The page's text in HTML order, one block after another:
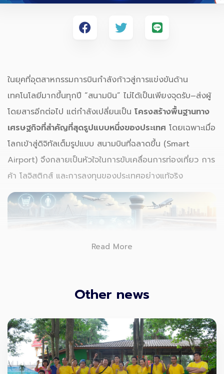
Read More
ในยุคที่อุตสาหกรรมการบินกำลังก้าวสู่การแข่งขันด้าน
เทคโนโลยีมากขึ้นทุกปี “สนามบิน” ไม่ได้เป็นเพียงจุดรับ–ส่งผู้
โดยสารอีกต่อไป แต่กำลังเปลี่ยนเป็น โครงสร้างพื้นฐานทาง
เศรษฐกิจที่สำคัญที่สุดรูปแบบหนึ่งของประเทศ โดยเฉพาะเมื่อ
โลกเข้าสู่ดิจิทัลเต็มรูปแบบ สนามบินที่ฉลาดขึ้น (Smart
Airport) จึงกลายเป็นหัวใจในการขับเคลื่อนการท่องเที่ยว การ
ค้า โลจิสติกส์ และการลงทุนของประเทศอย่างแท้จริง
จาก “เทคโนโลยีล้ำสมัย” ในสนามบิน สู่
“โครงสร้างเศรษฐกิจแห่งอนาคต”
ในปี 2025 บทบาทของสนามบินได้ขยายจากพื้นที่ด้านการเดิน
Other news